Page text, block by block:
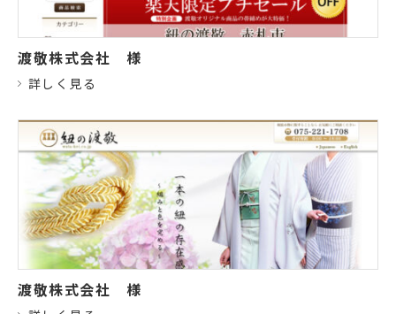
渡敬株式会社様
詳しく見る
渡敬株式会社様